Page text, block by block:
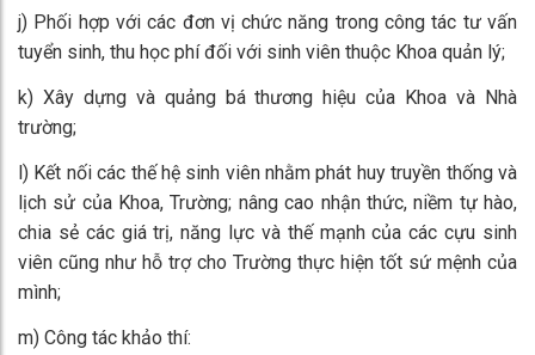
j) Phối hợp với các đơn vị chức năng trong công tác tư vấn
tuyển sinh, thu học phí đối với sinh viên thuộc Khoa quản lý;
k) Xây dựng và quảng bá thương hiệu của Khoa và Nhà
trường;
l) Kết nối các thế hệ sinh viên nhằm phát huy truyền thống và
lịch sử của Khoa, Trường; nâng cao nhận thức, niềm tự hào,
chia sẻ các giá trị, năng lực và thế mạnh của các cựu sinh
viên cũng như hỗ trợ cho Trường thực hiện tốt sứ mệnh của
mình;
m) Công tác khảo thí: